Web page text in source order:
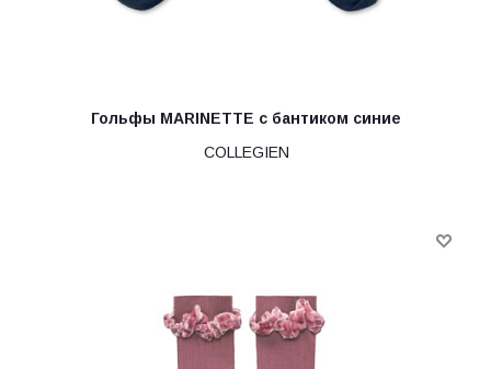
Гольфы MARINETTE с бантиком синие
COLLEGIEN